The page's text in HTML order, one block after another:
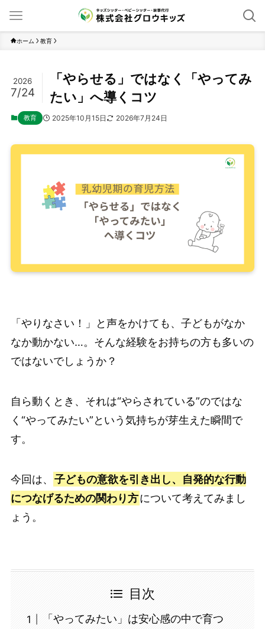
ホーム 教育
「やらせる」ではなく「やってみ
たい」へ導くコツ
2026
7/24
教育 2025年10月15日 2026年7月24日
「やりなさい！」と声をかけても、子どもがなか
なか動かない…。そんな経験をお持ちの方も多いの
ではないでしょうか？
自ら動くとき、それは“やらされている”のではな
く“やってみたい”という気持ちが芽生えた瞬間で
す。
今回は、 子どもの意欲を引き出し、自発的な行動
につなげるための関わり方について考えてみまし
ょう。
目次
「やってみたい」は安心感の中で育つ